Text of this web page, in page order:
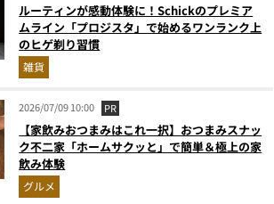
ルーティンが感動体験に！Schickのプレミア
ムライン「プロジスタ」で始めるワンランク上
のヒゲ剃り習慣
雑貨
2026/07/09 10:00 PR
【家飲みおつまみはこれ一択】おつまみスナッ
ク不二家「ホームサクッと」で簡単＆極上の家
飲み体験
グルメ